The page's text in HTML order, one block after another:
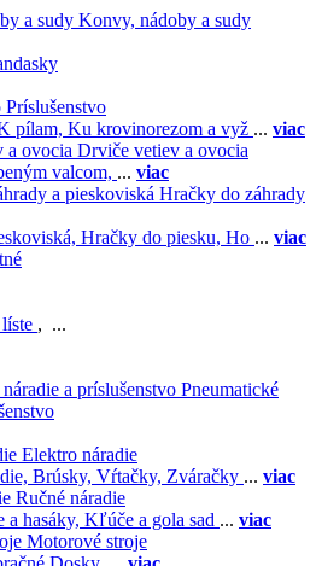
Konvy, nádoby a sudy
Príslušenstvo
pílam, Ku krovinorezom a vyž ... viac
Drviče vetiev a ovocia
valcom, ... viac
Hračky do záhrady
Hračky do piesku, Ho ... viac
, ...
Pneumatické
Elektro náradie
Brúsky, Vŕtačky, Zváračky ... viac
Ručné náradie
a hasáky, Kľúče a gola sad ... viac
Motorové stroje